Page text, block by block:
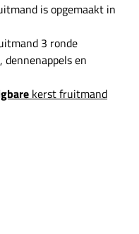
is opgemaakt in
3 ronde
en
kerst fruitmand